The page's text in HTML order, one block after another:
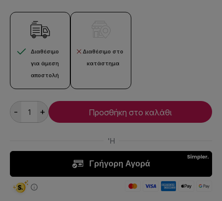
Διαθέσιμο
για άμεση
αποστολή
Διαθέσιμο στο
κατάστημα
- + Προσθήκη στο καλάθι